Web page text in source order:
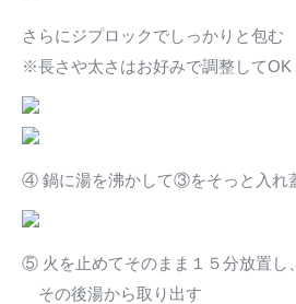
さらにジプロックでしっかりと包む
※長さや太さはお好みで調整してOK
④ 鍋に湯を沸かして③をそっと入れ
⑤ 火を止めてそのまま１５分放置し
その後湯から取り出す